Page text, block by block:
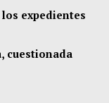
expedientes
cuestionada